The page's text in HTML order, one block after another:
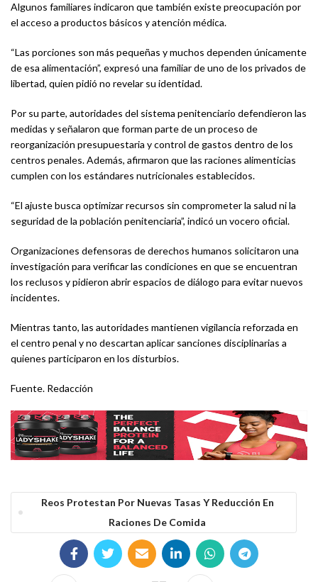
Algunos familiares indicaron que también existe preocupación por
el acceso a productos básicos y atención médica.
“Las porciones son más pequeñas y muchos dependen únicamente
de esa alimentación”, expresó una familiar de uno de los privados de
libertad, quien pidió no revelar su identidad.
Por su parte, autoridades del sistema penitenciario defendieron las
medidas y señalaron que forman parte de un proceso de
reorganización presupuestaria y control de gastos dentro de los
centros penales. Además, afirmaron que las raciones alimenticias
cumplen con los estándares nutricionales establecidos.
“El ajuste busca optimizar recursos sin comprometer la salud ni la
seguridad de la población penitenciaria”, indicó un vocero oficial.
Organizaciones defensoras de derechos humanos solicitaron una
investigación para verificar las condiciones en que se encuentran
los reclusos y pidieron abrir espacios de diálogo para evitar nuevos
incidentes.
Mientras tanto, las autoridades mantienen vigilancia reforzada en
el centro penal y no descartan aplicar sanciones disciplinarias a
quienes participaron en los disturbios.
Fuente. Redacción
Reos Protestan Por Nuevas Tasas Y Reducción En
Raciones De Comida